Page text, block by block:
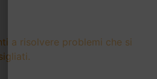
a risolvere problemi che si